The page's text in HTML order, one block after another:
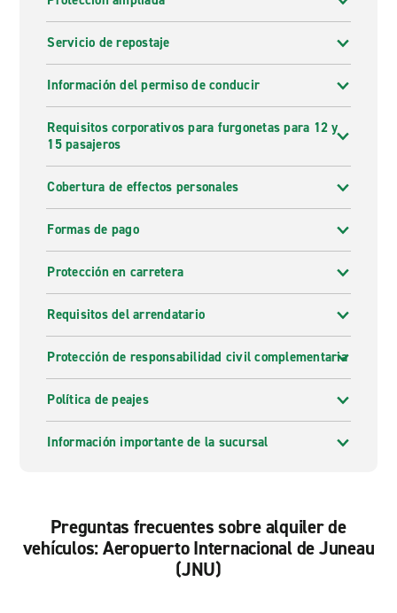
Servicio de repostaje
Información del permiso de conducir
Requisitos corporativos para furgonetas para 12 y
15 pasajeros
Cobertura de effectos personales
Formas de pago
Protección en carretera
Requisitos del arrendatario
Protección de responsabilidad civil complementaria
Política de peajes
Información importante de la sucursal
Preguntas frecuentes sobre alquiler de
vehículos: Aeropuerto Internacional de Juneau
(JNU)